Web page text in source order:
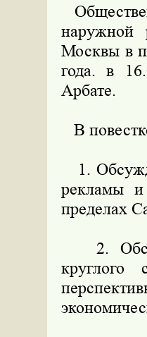
наружной
Москвы в
года. в
Арбате.
В
1.
рекламы
пределах
2.